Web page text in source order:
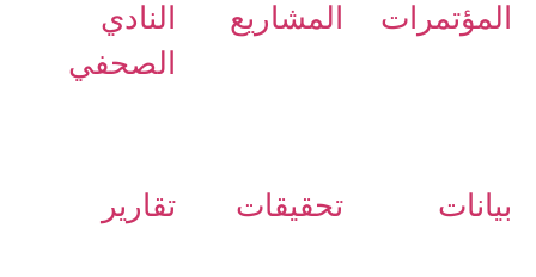
المؤتمرات المشاريع
النادي
الصحفي
بيانات تحقيقات تقارير